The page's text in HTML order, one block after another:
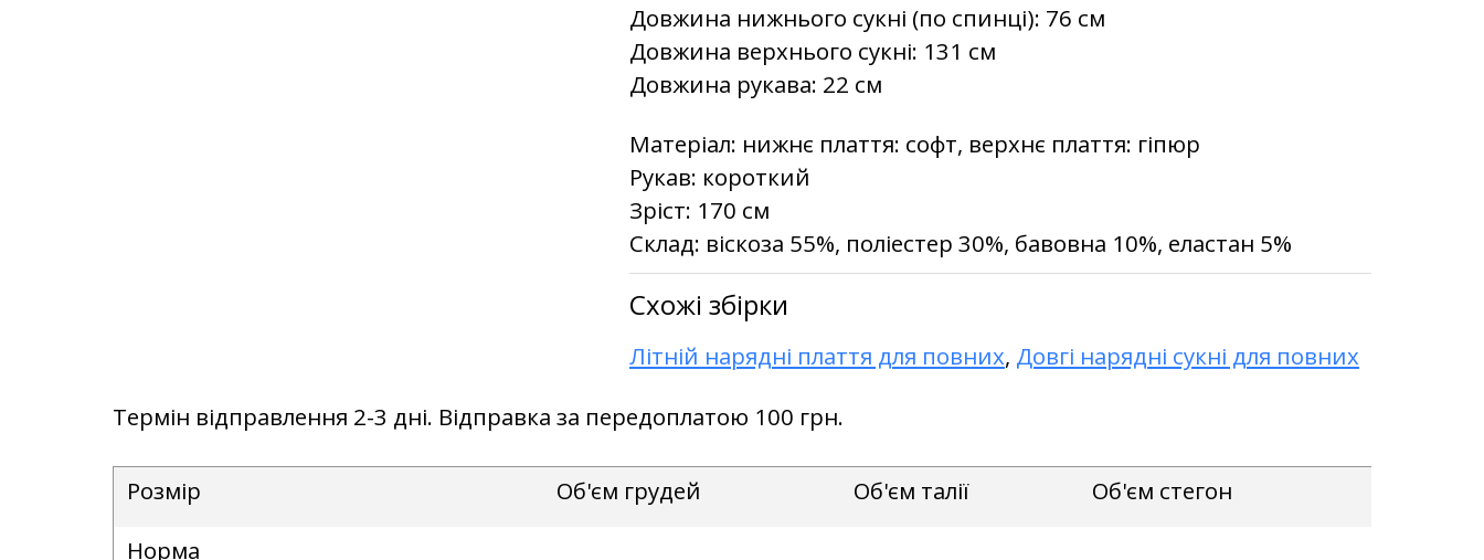
Довжина нижнього сукні (по спинці): 76 см
Довжина верхнього сукні: 131 см
Довжина рукава: 22 см
Матеріал: нижнє плаття: софт, верхнє плаття: гіпюр
Рукав: короткий
Зріст: 170 см
Склад: віскоза 55%, поліестер 30%, бавовна 10%, еластан 5%
Схожі збірки
Літній нарядні плаття для повних, Довгі нарядні сукні для повних
Термін відправлення 2-3 дні. Відправка за передоплатою 100 грн.
Розмір Об'єм грудей Об'єм талії
Об'єм стегон
Норма